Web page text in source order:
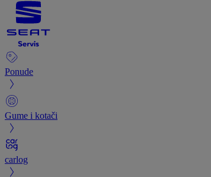
Ponude
Gume i kotači
carlog